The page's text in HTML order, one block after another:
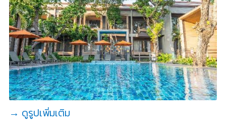
→ ดูรูปเพิ่มเติม